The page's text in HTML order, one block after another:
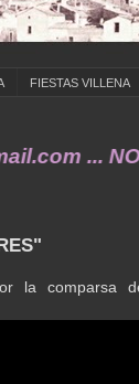
FIESTAS VILLENA
la comparsa